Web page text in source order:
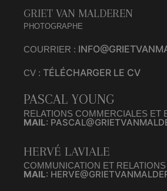
GRIET VAN MALDEREN
PHOTOGRAPHE
COURRIER :
CV : TÉLÉCHARGER LE CV
PASCAL YOUNG
RELATIONS COMMERCIALES ET
MAIL:
HERVÉ LAVIALE
COMMUNICATION ET
MAIL: